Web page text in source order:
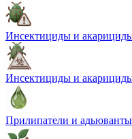
Инсектициды и
Инсектициды и
Прилипатели и адьюванты